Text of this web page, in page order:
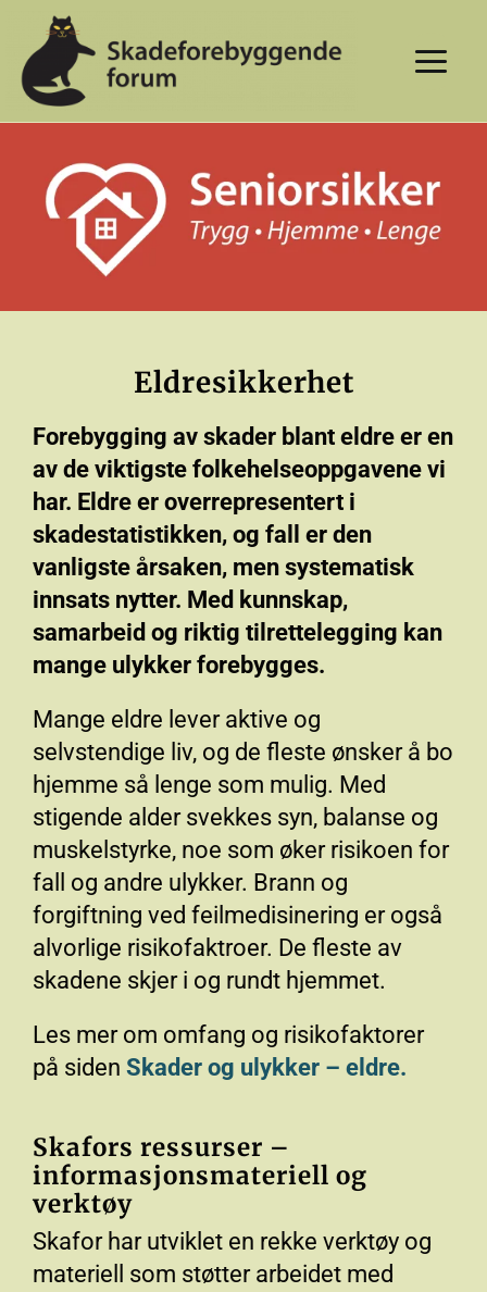
content
Eldresikkerhet
Forebygging av skader blant eldre er en
av de viktigste folkehelseoppgavene vi
har. Eldre er overrepresentert i
skadestatistikken, og fall er den
vanligste årsaken, men systematisk
innsats nytter. Med kunnskap,
samarbeid og riktig tilrettelegging kan
mange ulykker forebygges.
Mange eldre lever aktive og
selvstendige liv, og de fleste ønsker å bo
hjemme så lenge som mulig. Med
stigende alder svekkes syn, balanse og
muskelstyrke, noe som øker risikoen for
fall og andre ulykker. Brann og
forgiftning ved feilmedisinering er også
alvorlige risikofaktroer. De fleste av
skadene skjer i og rundt hjemmet.
Les mer om omfang og risikofaktorer
på siden Skader og ulykker – eldre.
Skafors ressurser –
informasjonsmateriell og
verktøy
Skafor har utviklet en rekke verktøy og
materiell som støtter arbeidet med